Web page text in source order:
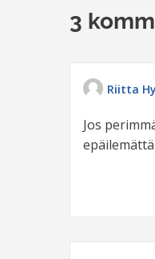
3
Riitta
Jos